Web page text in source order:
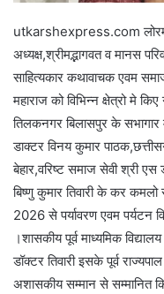
utkarshexpress.com लोरमी-
अध्यक्ष,श्रीमद्भागवत व मानस
साहित्यकार कथावाचक एवम
महाराज को विभिन्न क्षेत्रो मे
तिलकनगर बिलासपुर के सभागार
डाक्टर विनय कुमार
बेहार,वरिष्ट समाज सेवी श्री
बिष्णु कुमार तिवारी के कर कमलो
2026 से पर्यावरण एवम पर्यटन
।शासकीय पूर्व माध्यमिक
डॉक्टर तिवारी इसके पूर्व
अशासकीय सम्मान से सम्मानित